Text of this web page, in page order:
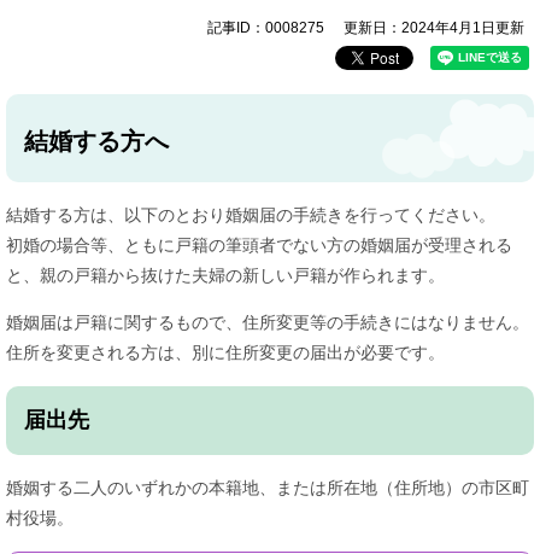
記事ID：0008275 更新日：2024年4月1日更新
結婚する方へ
結婚する方は、以下のとおり婚姻届の手続きを行ってください。
初婚の場合等、ともに戸籍の筆頭者でない方の婚姻届が受理される
と、親の戸籍から抜けた夫婦の新しい戸籍が作られます。
婚姻届は戸籍に関するもので、住所変更等の手続きにはなりません。
住所を変更される方は、別に住所変更の届出が必要です。
届出先
婚姻する二人のいずれかの本籍地、または所在地（住所地）の市区町
村役場。